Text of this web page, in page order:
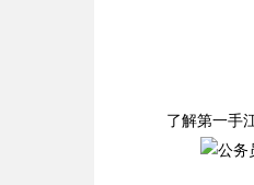
了解第一手